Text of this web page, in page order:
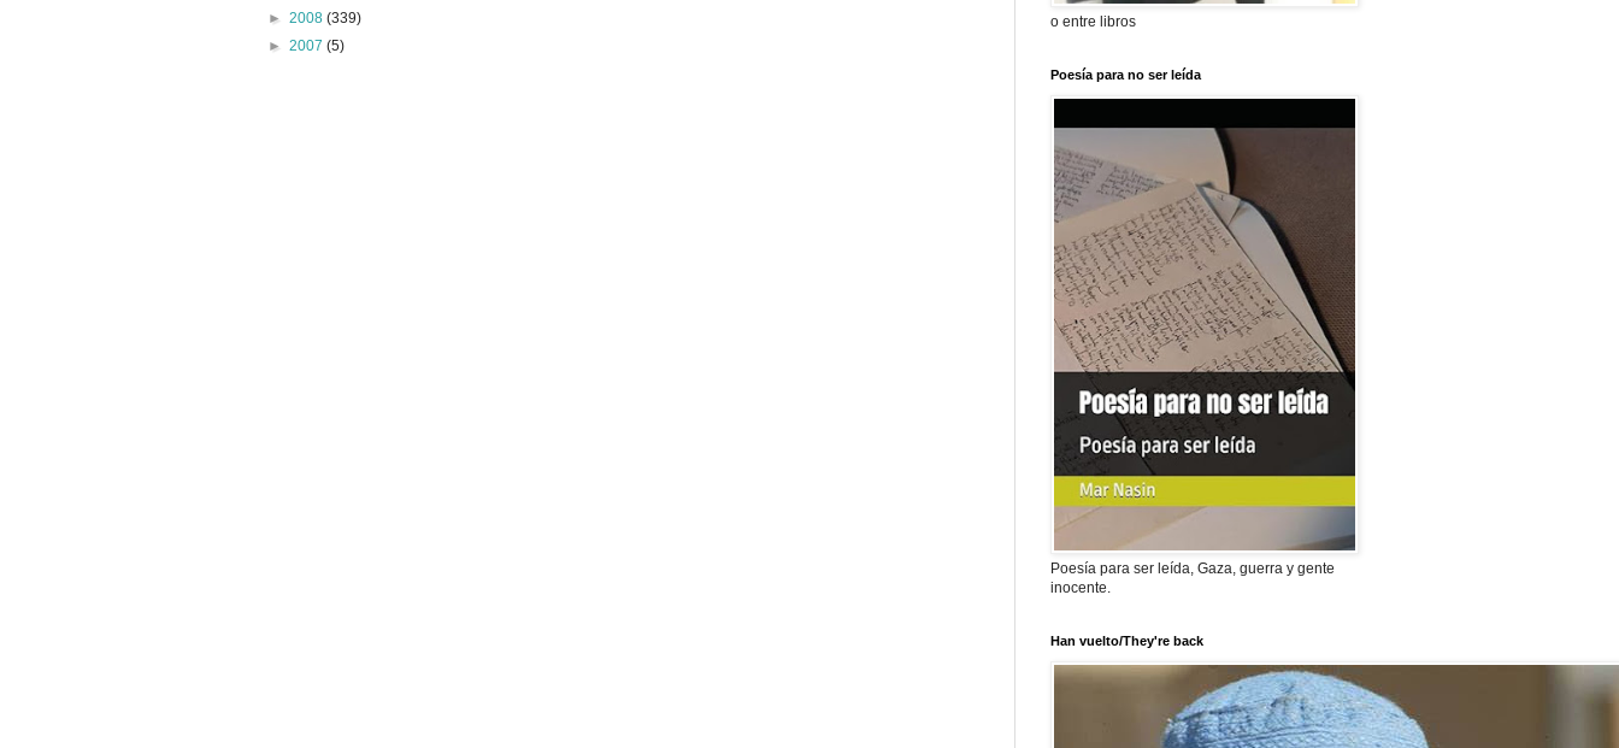
► 2008 (339)
► 2007 (5)
o entre libros
Poesía para no ser leída
Poesía para ser leída, Gaza, guerra y gente
inocente.
Han vuelto/They're back